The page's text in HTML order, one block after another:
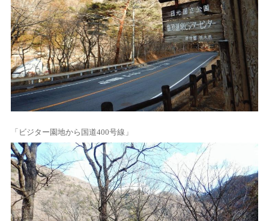
「ビジター園地から国道400号線」